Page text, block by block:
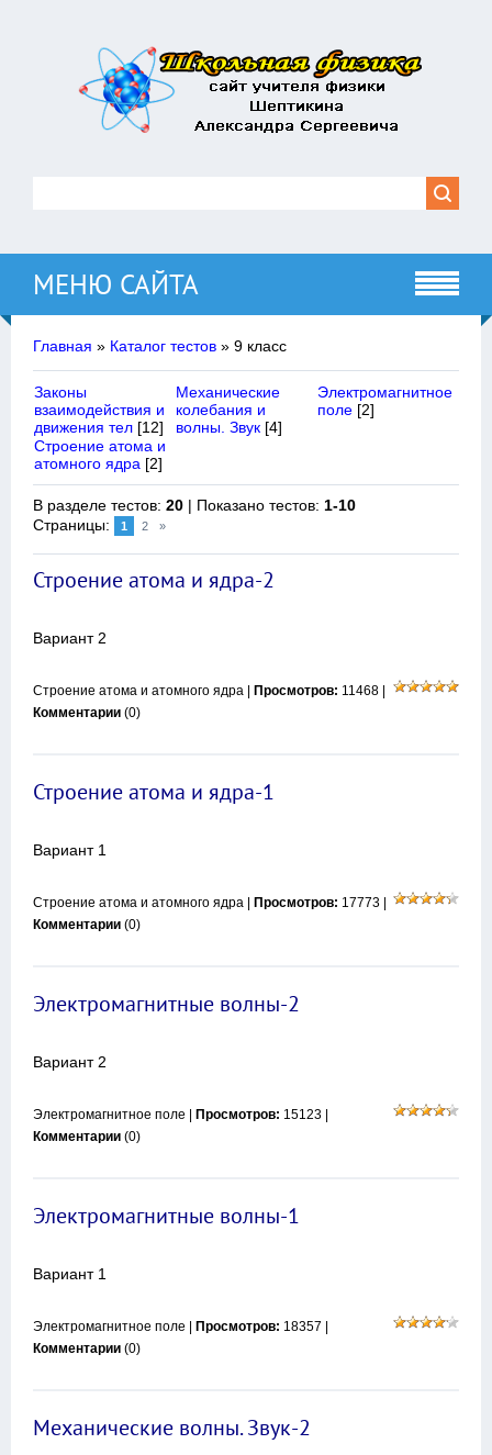
МЕНЮ САЙТА
Главная » Каталог тестов » 9 класс
Законы
взаимодействия и
движения тел [12]
Механические
колебания и
волны. Звук [4]
Электромагнитное
поле [2]
Строение атома и
атомного ядра [2]
В разделе тестов: 20 | Показано тестов: 1-10
Страницы: 1 2 »
Строение атома и ядра-2
Вариант 2
Строение атома и атомного ядра Просмотров: 11468 |
Комментарии (0)
Строение атома и ядра-1
Вариант 1
Строение атома и атомного ядра Просмотров: 17773 |
Комментарии (0)
Электромагнитные волны-2
Вариант 2
Электромагнитное поле Просмотров: 15123 |
Комментарии (0)
Электромагнитные волны-1
Вариант 1
Электромагнитное поле Просмотров: 18357 |
Комментарии (0)
Механические волны. Звук-2